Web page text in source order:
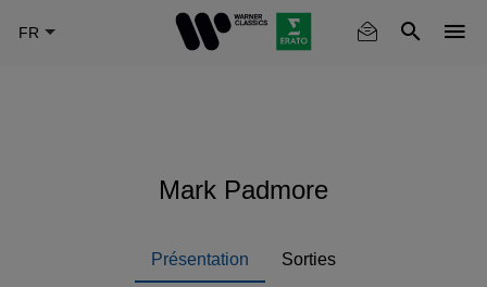
Mark Padmore
Présentation Sorties